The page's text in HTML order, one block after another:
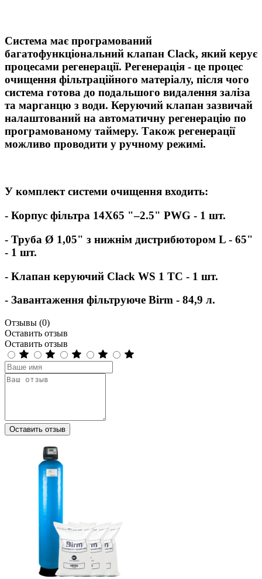
Система має програмований
багатофункціональний клапан Clack, який керує
процесами регенерації. Регенерація - це процес
очищення фільтраційного матеріалу, після чого
система готова до подальшого видалення заліза
та марганцю з води. Керуючий клапан зазвичай
налаштований на автоматичну регенерацію по
програмованому таймеру. Також регенерації
можливо проводити у ручному режимі.
У комплект системи очищення входить:
- Корпус фільтра 14X65 "–2.5" PWG - 1 шт.
- Труба Ø 1,05" з нижнім дистрибютором L - 65"
- 1 шт.
- Клапан керуючий Clack WS 1 TC - 1 шт.
- Завантаження фільтруюче Birm - 84,9 л.
Отзывы (0)
Оставить отзыв
Оставить отзыв
Оставить отзыв